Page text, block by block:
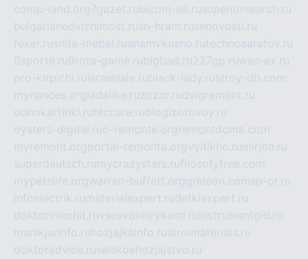
comp-land.org 7gazet.rubicom-oil.rusuperiorsearch.ru
bulgarianedvizhimost.rusn-hram.rusenovosti.ru
fexer.rusnite-mebel.ruanamvkusno.rutechnosaratov.ru
0sporte.ru9rota-game.rubigbad.ru227gp.ruwes-ex.ru
pro-kirpichi.ru israelsale.rublack-lady.rustroy-db.com
mynances.org ladalike.ruzozor.rudvigremont.ru
odnokartinki.ru htccare.rublogizotovoy.ru
oysters-digital.ruo-remonte.org remontdoma.com
myremont.org portal-remonta.orgvyitikho.ru mirjon.ru
superdeutsch.ru mycrazystars.rufilosofyfree.com
mypetslife.orgwarren-buffett.orggreleon.comsp-or.ru
infoelectrik.ru materialexpert.rudetkiexpert.ru
doktorvilechit.ruvsesvoimirykami.ru instrumentgid.ru
manikjurinfo.ru hozjajkainfo.rustroimaterials.ru
doktoradvice.ruselskoehozjajstvo.ru